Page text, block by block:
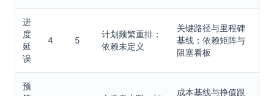
进
度
延
误
4 5
计划频繁重排；
依赖未定义
关键路径与里程碑
基线；依赖矩阵与
阻塞看板
预
成本基线与挣值跟